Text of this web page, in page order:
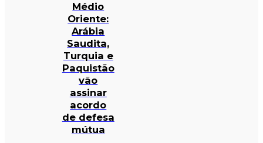
Médio
Oriente:
Arábia
Saudita,
Turquia e
Paquistão
vão
assinar
acordo
de defesa
mútua